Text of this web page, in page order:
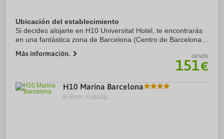
Ubicación del establecimiento
Si decides alojarte en H10 Universitat Hotel, te encontrarás
en una fantástica zona de Barcelona (Centro de Barcelona),
Catalunya. Además, este hotel ...
Más información. desde
151€
H10 Marina Barcelona
El Born, España.